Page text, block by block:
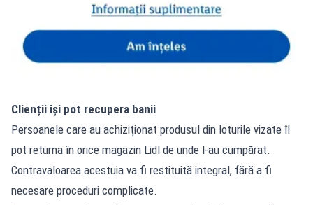
Clienții își pot recupera banii
Persoanele care au achiziționat produsul din loturile vizate îl
pot returna în orice magazin Lidl de unde l-au cumpărat.
Contravaloarea acestuia va fi restituită integral, fără a fi
necesare proceduri complicate.